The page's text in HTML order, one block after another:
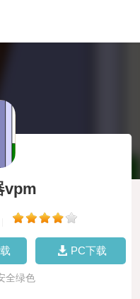
vpm
PC下载
全绿色